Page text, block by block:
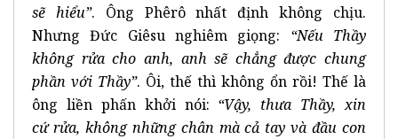
sẽ hiểu”. Ông Phêrô nhất định không chịu.
Nhưng Đức Giêsu nghiêm giọng:
“Nếu Thầy
không rửa cho anh, anh sẽ chẳng được chung
phần với Thầy”. Ôi, thế thì không ổn rồi! Thế là
ông liền phấn khởi nói: “Vậy, thưa Thầy, xin
cứ rửa, không những chân mà cả tay và đầu con